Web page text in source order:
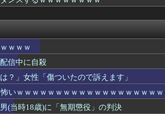
た野球球児でも、危ないのでは...
ボロンwww
くWIWIWIWIWIWIW...
ん、破局を発表😭
Ｉを公開へ
だから蹴り飛ばしたわ...仕事...
ｗｗｗwwww
震災では3度現地入り「誰にも...
えたい
ｗｗｗ
信中に自殺
？」女性「傷ついたので訴えます」
いｗｗｗｗｗｗｗｗｗｗｗｗｗｗｗｗｗｗ
(当時18歳)に「無期懲役」の判決